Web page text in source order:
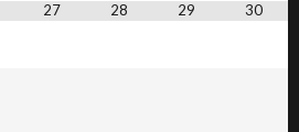
27 28 29 30